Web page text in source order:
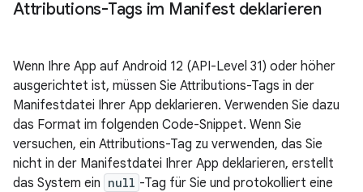
Attributions-Tags im Manifest deklarieren
Wenn Ihre App auf Android 12 (API-Level 31) oder höher
ausgerichtet ist, müssen Sie Attributions-Tags in der
Manifestdatei Ihrer App deklarieren. Verwenden Sie dazu
das Format im folgenden Code-Snippet. Wenn Sie
versuchen, ein Attributions-Tag zu verwenden, das Sie
nicht in der Manifestdatei Ihrer App deklarieren, erstellt
das System ein null -Tag für Sie und protokolliert eine